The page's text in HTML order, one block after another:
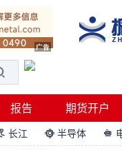
报告 期货开户
长江  半导体 